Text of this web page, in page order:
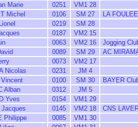
Marie 0251
VM1 28
Michel 0106 SM 27
LA
0219
SM 28
0187
VM2 15
0063 VM2 16
Jogging
0089 SM 29
AC
0073
VM2 17
Nicolas 0231
JM 4
0100 SM 30
BAYER
Alban 0312
JM 5
Yves 0154
VM1 29
Jacques 0145 VM2 18
CNS
Philippe 0085
VM1 30